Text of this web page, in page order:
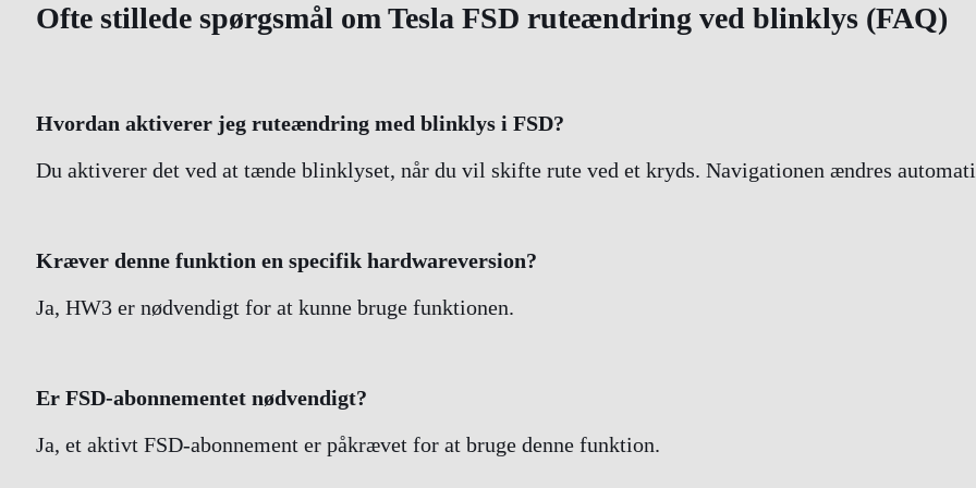
Ofte stillede spørgsmål om Tesla FSD ruteændring ved blinklys (FAQ)
Hvordan aktiverer jeg ruteændring med blinklys i FSD?
Du aktiverer det ved at tænde blinklyset, når du vil skifte rute ved et kryds. Navigationen ændres
Kræver denne funktion en specifik hardwareversion?
Ja, HW3 er nødvendigt for at kunne bruge funktionen.
Er FSD-abonnementet nødvendigt?
Ja, et aktivt FSD-abonnement er påkrævet for at bruge denne funktion.